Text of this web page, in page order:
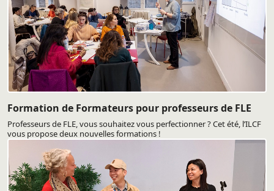
Formation de Formateurs pour professeurs de FLE
Professeurs de FLE, vous souhaitez vous perfectionner ? Cet été, l’ILCF
vous propose deux nouvelles formations !